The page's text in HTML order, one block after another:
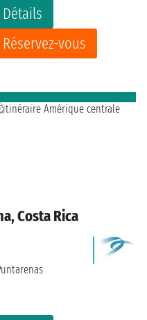
Détails
Réservez-vous
Costa Rica